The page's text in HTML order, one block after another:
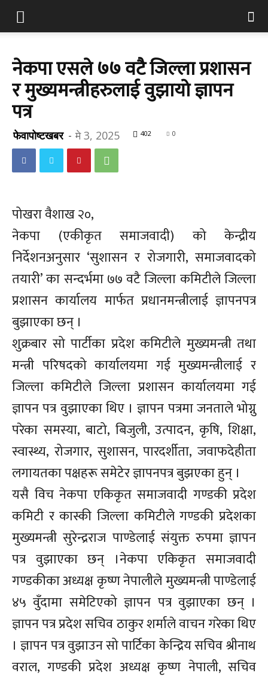
नेकपा एसले ७७ वटै जिल्ला प्रशासन
र मुख्यमन्त्रीहरुलाई वुझायो ज्ञापन
पत्र
फेवापोष्टखबर - मे 3, 2025 402 0
पोखरा वैशाख २०,
नेकपा (एकीकृत समाजवादी) को केन्द्रीय
निर्देशनअनुसार ‘सुशासन र रोजगारी, समाजवादको
तयारी’ का सन्दर्भमा ७७ वटै जिल्ला कमिटीले जिल्ला
प्रशासन कार्यालय मार्फत प्रधानमन्त्रीलाई ज्ञापनपत्र
बुझाएका छन् ।
शुक्रबार सो पार्टीका प्रदेश कमिटीले मुख्यमन्त्री तथा
मन्त्री परिषदको कार्यालयमा गई मुख्यमन्त्रीलाई र
जिल्ला कमिटीले जिल्ला प्रशासन कार्यालयमा गई
ज्ञापन पत्र वुझाएका थिए । ज्ञापन पत्रमा जनताले भोग्नु
परेका समस्या, बाटो, बिजुली, उत्पादन, कृषि, शिक्षा,
स्वास्थ्य, रोजगार, सुशासन, पारदर्शीता, जवाफदेहीता
लगायतका पक्षहरू समेटेर ज्ञापनपत्र बुझएका हुन् ।
यसै विच नेकपा एकिकृत समाजवादी गण्डकी प्रदेश
कमिटी र कास्की जिल्ला कमिटीले गण्डकी प्रदेशका
मुख्यमन्त्री सुरेन्द्रराज पाण्डेलाई संयुक्त रुपमा ज्ञापन
पत्र वुझाएका छन् ।नेकपा एकिकृत समाजवादी
गण्डकीका अध्यक्ष कृष्ण नेपालीले मुख्यमन्त्री पाण्डेलाई
४५ वुँदामा समेटिएको ज्ञापन पत्र वुझाएका छन् ।
ज्ञापन पत्र प्रदेश सचिव ठाकुर शर्माले वाचन गरेका थिए
। ज्ञापन पत्र वुझाउन सो पार्टिका केन्द्रिय सचिव श्रीनाथ
वराल, गण्डकी प्रदेश अध्यक्ष कृष्ण नेपाली, सचिव